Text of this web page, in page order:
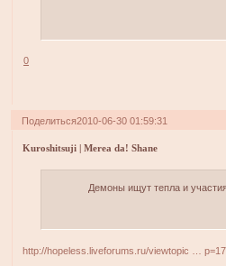
0
Поделиться2010-06-30 01:59:31
Kuroshitsuji | Merea da! Shane
Демоны ищут тепла и
http://hopeless.liveforums.ru/viewtopic …